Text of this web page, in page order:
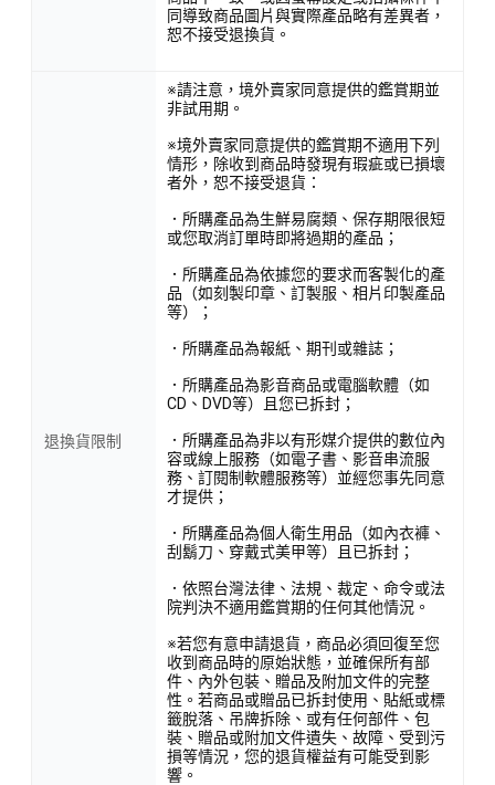
同導致商品圖片與實際產品略有差異者，
恕不接受退換貨。
退換貨限制
※請注意，境外賣家同意提供的鑑賞期並
非試用期。
※境外賣家同意提供的鑑賞期不適用下列
情形，除收到商品時發現有瑕疵或已損壞
者外，恕不接受退貨：
．所購產品為生鮮易腐類、保存期限很短
或您取消訂單時即將過期的產品；
．所購產品為依據您的要求而客製化的產
品（如刻製印章、訂製服、相片印製產品
等）；
．所購產品為報紙、期刊或雜誌；
．所購產品為影音商品或電腦軟體（如
CD、DVD等）且您已拆封；
．所購產品為非以有形媒介提供的數位內
容或線上服務（如電子書、影音串流服
務、訂閱制軟體服務等）並經您事先同意
才提供；
．所購產品為個人衛生用品（如內衣褲、
刮鬍刀、穿戴式美甲等）且已拆封；
．依照台灣法律、法規、裁定、命令或法
院判決不適用鑑賞期的任何其他情況。
※若您有意申請退貨，商品必須回復至您
收到商品時的原始狀態，並確保所有部
件、內外包裝、贈品及附加文件的完整
性。若商品或贈品已拆封使用、貼紙或標
籤脫落、吊牌拆除、或有任何部件、包
裝、贈品或附加文件遺失、故障、受到污
損等情況，您的退貨權益有可能受到影
響。